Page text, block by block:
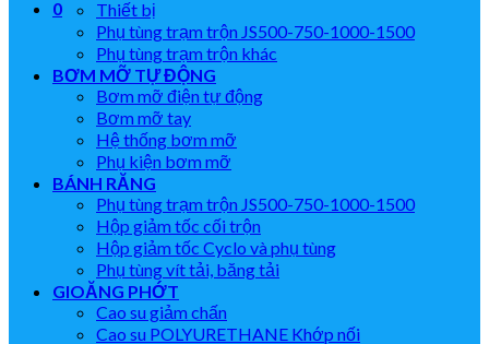
0
Thiết bị
Phụ tùng trạm trộn JS500-750-1000-1500
Phụ tùng trạm trộn khác
BƠM MỠ TỰ ĐỘNG
Bơm mỡ điện tự động
Bơm mỡ tay
Hệ thống bơm mỡ
Phụ kiện bơm mỡ
BÁNH RĂNG
Phụ tùng trạm trộn JS500-750-1000-1500
Hộp giảm tốc cối trộn
Hộp giảm tốc Cyclo và phụ tùng
Phụ tùng vít tải, băng tải
GIOĂNG PHỚT
Cao su giảm chấn
Cao su POLYURETHANE Khớp nối